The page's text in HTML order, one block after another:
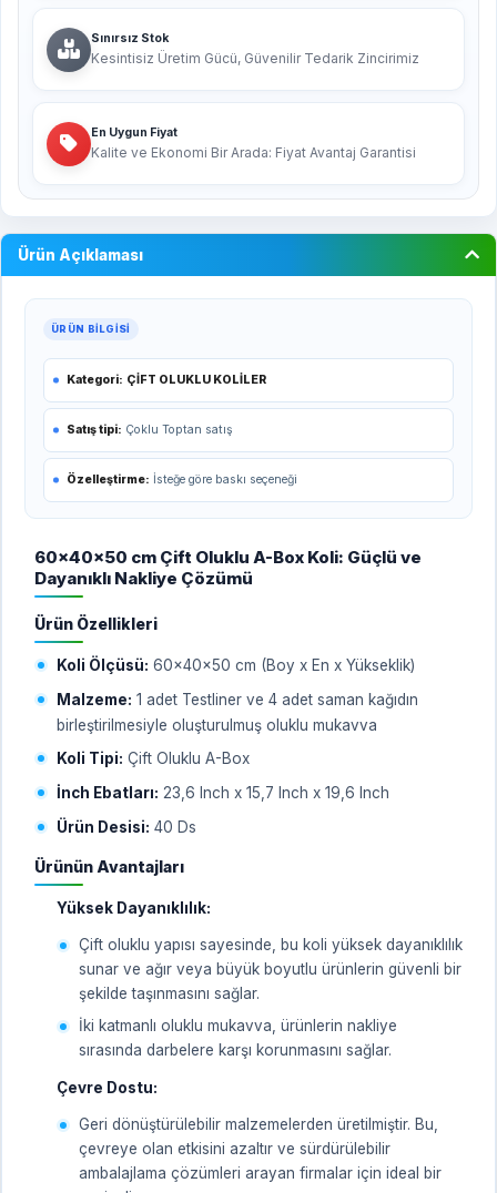
Sınırsız Stok
Kesintisiz Üretim Gücü, Güvenilir Tedarik Zincirimiz
En Uygun Fiyat
Kalite ve Ekonomi Bir Arada: Fiyat Avantaj Garantisi
Ürün Açıklaması
ÜRÜN BILGISI
Kategori: ÇİFT OLUKLU KOLİLER
Satış tipi: Çoklu Toptan satış
Özelleştirme: İsteğe göre baskı seçeneği
60x40x50 cm Çift Oluklu A-Box Koli: Güçlü ve
Dayanıklı Nakliye Çözümü
Ürün Özellikleri
Koli Ölçüsü: 60x40x50 cm (Boy x En x Yükseklik)
Malzeme: 1 adet Testliner ve 4 adet saman kağıdın
birleştirilmesiyle oluşturulmuş oluklu mukavva
Koli Tipi: Çift Oluklu A-Box
İnch Ebatları: 23,6 Inch x 15,7 Inch x 19,6 Inch
Ürün Desisi: 40 Ds
Ürünün Avantajları
Yüksek Dayanıklılık:
Çift oluklu yapısı sayesinde, bu koli yüksek dayanıklılık
sunar ve ağır veya büyük boyutlu ürünlerin güvenli bir
şekilde taşınmasını sağlar.
İki katmanlı oluklu mukavva, ürünlerin nakliye
sırasında darbelere karşı korunmasını sağlar.
Çevre Dostu:
Geri dönüştürülebilir malzemelerden üretilmiştir. Bu,
çevreye olan etkisini azaltır ve sürdürülebilir
ambalajlama çözümleri arayan firmalar için ideal bir